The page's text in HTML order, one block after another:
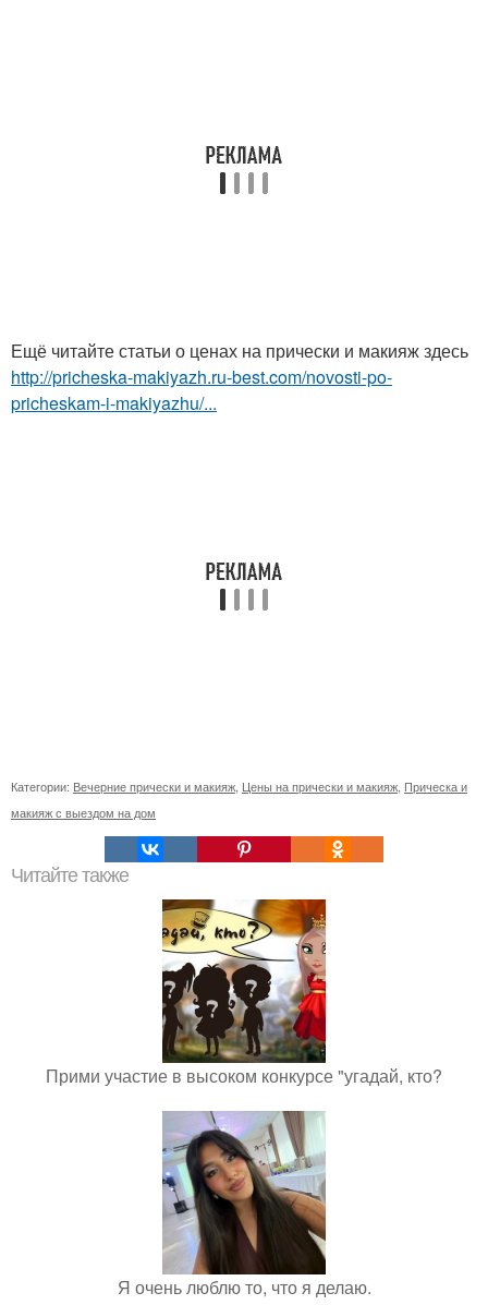
Ещё читайте статьи о ценах на прически и макияж здесь
http://pricheska-makiyazh.ru-best.com/novosti-po-
pricheskam-i-makiyazhu/...
Категории: Вечерние прически и макияж Цены на прически и макияж Прическа и
макияж с выездом на дом
Читайте также
Прими участие в высоком конкурсе "угадай, кто?
Я очень люблю то, что я делаю.